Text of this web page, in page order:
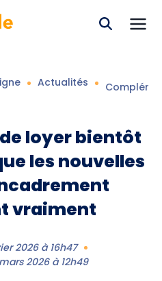
Actualités
loyer bientôt
les nouvelles
vraiment
2026 à 16h47
2026 à 12h49